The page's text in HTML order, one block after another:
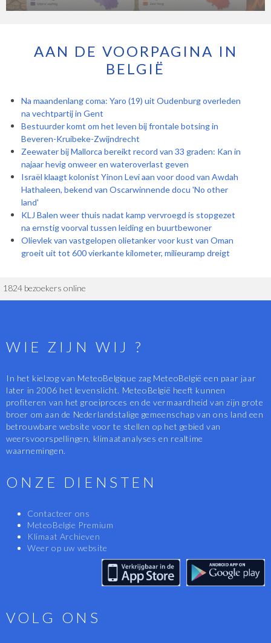
AAN DE VOORPAGINA IN
BELGIË
Na maandenlang coma: Yaro (19) uit Oudenburg overleden
na vechtpartij in Gent
Bestuurder komt om het leven bij frontale botsing in
Beveren-Kruibeke-Zwijndrecht
Zeewater bij Mallorca bereikt record van 33 graden: Kan in
najaar hevig onweer en wateroverlast geven
Israël klaagt kolonist Yinon Levi aan voor dood van Awdah
Hathaleen, bekend van Oscarwinnende docu 'No other
land'
KLJ Balen weer thuis nadat kamp vervroegd is stopgezet
na ernstig voorval tussen leiding en buurtbewoner
Olievlek van vastgelopen olietanker voor kust van Oman
groeit uit tot 600 vierkante kilometer, milieuramp dreigt
1824 bezoekers online
WIE ZIJN WIJ ?
In het kielzog van MeteoBelgique zag MeteoBelgië een paar jaar
later in 2006 het levenslicht. MeteoBelgië heeft kunnen
profiteren van het groeiproces en de vermaardheid van zijn grote
broer om aan de Nederlandstalige gemeenschap van ons land een
betrouwbare website voor te stellen op het gebied van
weersvoorspellingen, klimaatanalyses en realtime
waarnemingen.
ONZE DIENSTEN
Contacteer ons
MeteoBelgie Premium
Klimaat Archieven
Weer op uw website
VOLG ONS